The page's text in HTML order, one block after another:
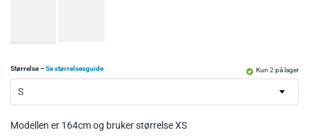
Størrelse–Se størrelsesguide
S
Modellen er 164cm og bruker størrelse XS
Kun 2 på lager